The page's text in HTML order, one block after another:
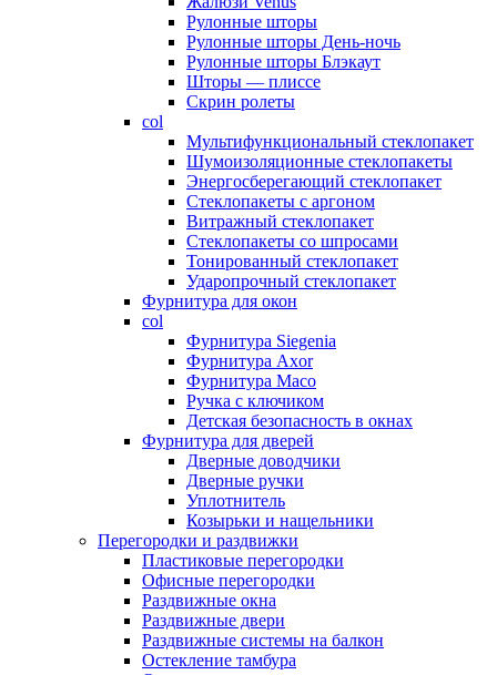
Рулонные шторы
Рулонные шторы День-ночь
Рулонные шторы Блэкаут
Шторы — плиссе
Скрин ролеты
col
Мультифункциональный стеклопакет
Шумоизоляционные стеклопакеты
Энергосберегающий стеклопакет
Стеклопакеты с аргоном
Витражный стеклопакет
Стеклопакеты со шпросами
Тонированный стеклопакет
Ударопрочный стеклопакет
Фурнитура для окон
col
Фурнитура Siegenia
Фурнитура Axor
Фурнитура Maco
Ручка с ключиком
Детская безопасность в окнах
Фурнитура для дверей
Дверные доводчики
Дверные ручки
Уплотнитель
Козырьки и нащельники
Перегородки и раздвижки
Пластиковые перегородки
Офисные перегородки
Раздвижные окна
Раздвижные двери
Раздвижные системы на балкон
Остекление тамбура